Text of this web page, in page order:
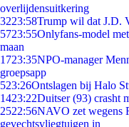
overlijdensuitkering
3223:58Trump wil dat J.D.
5723:55Onlyfans-model
maan
1723:35NPO-manager
groepsapp
523:26Ontslagen bij Halo
1423:22Duitser (93) crasht
2522:56NAVO zet wegens
gevechtsvliegtuigen in